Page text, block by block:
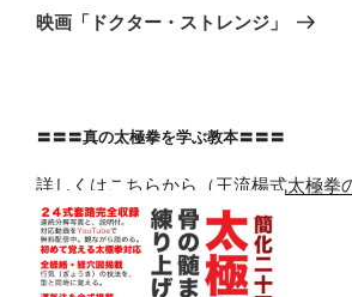
ゲ
ン
の
映画「ドクター・ストレンジ」
〓〓〓真の太極拳を学ぶ教本〓〓〓
詳しくはこちらから（王流楊式太極拳